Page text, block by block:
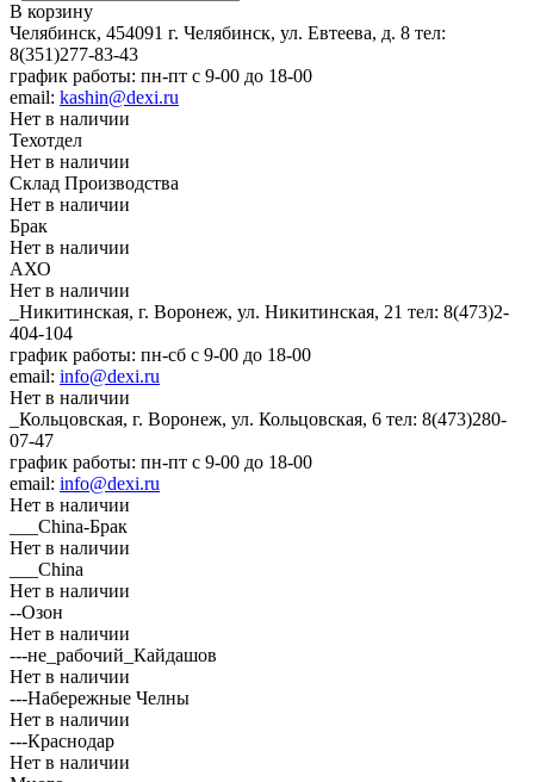
В корзину
Челябинск, 454091 г. Челябинск, ул. Евтеева, д. 8 тел:
8(351)277-83-43
график работы: пн-пт с 9-00 до 18-00
email: kashin@dexi.ru
Нет в наличии
Техотдел
Нет в наличии
Склад Производства
Нет в наличии
Брак
Нет в наличии
АХО
Нет в наличии
_Никитинская, г. Воронеж, ул. Никитинская, 21 тел: 8(473)2-
404-104
график работы: пн-сб с 9-00 до 18-00
email: info@dexi.ru
Нет в наличии
_Кольцовская, г. Воронеж, ул. Кольцовская, 6 тел: 8(473)280-
07-47
график работы: пн-пт с 9-00 до 18-00
email: info@dexi.ru
Нет в наличии
___China-Брак
Нет в наличии
___China
Нет в наличии
--Озон
Нет в наличии
---не_рабочий_Кайдашов
Нет в наличии
---Набережные Челны
Нет в наличии
---Краснодар
Нет в наличии